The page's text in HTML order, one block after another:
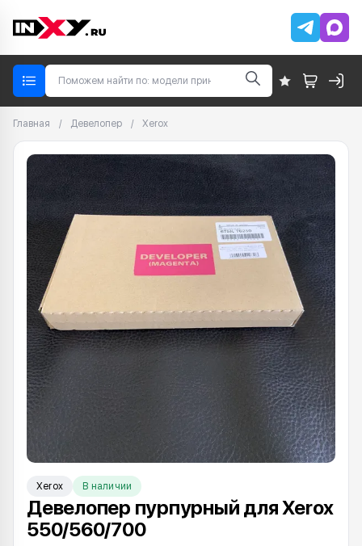
Главная / Девелопер / Xerox
Xerox В наличии
Девелопер пурпурный для Xerox
550/560/700